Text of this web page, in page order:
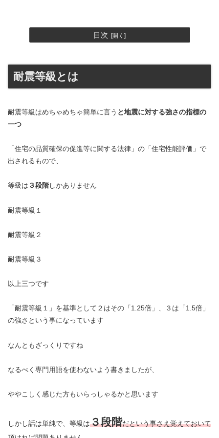
目次
耐震等級とは
耐震等級はめちゃめちゃ簡単に言う と地震に対する強さの指標の
一つ
「住宅の品質確保の促進等に関する法律」の「住宅性能評価」で
出されるもので、
等級は ３段階しかありません
耐震等級１
耐震等級２
耐震等級３
以上三つです
「耐震等級１」を基準として２はその「1.25倍」、３は「1.5倍」
の強さという事になっています
なんともざっくりですね
なるべく専門用語を使わないよう書きましたが、
ややこしく感じた方もいらっしゃるかと思います
しかし話は単純で、等級は３段階だという事さえ覚えておいて